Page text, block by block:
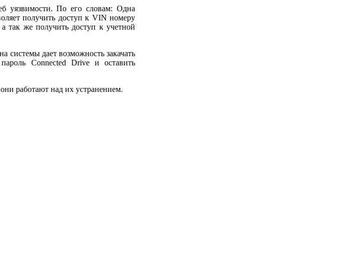
уязвимости. По его словам: Одна
получить доступ к VIN номеру
так же получить доступ к учетной
системы дает возможность закачать
Connected Drive и оставить
работают над их устранением.